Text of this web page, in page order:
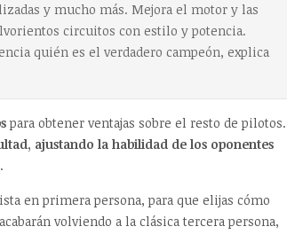
y mucho más. Mejora el motor y las
circuitos con estilo y potencia.
quién es el verdadero campeón, explica
para obtener ventajas sobre el resto de pilotos.
ajustando la habilidad de los oponentes
en primera persona, para que elijas cómo
volviendo a la clásica tercera persona,